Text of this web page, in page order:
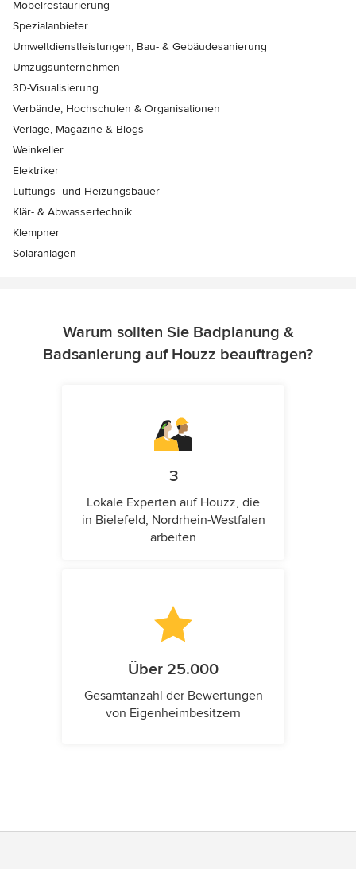
Möbelrestaurierung
Spezialanbieter
Umweltdienstleistungen, Bau- & Gebäudesanierung
Umzugsunternehmen
3D-Visualisierung
Verbände, Hochschulen & Organisationen
Verlage, Magazine & Blogs
Weinkeller
Elektriker
Lüftungs- und Heizungsbauer
Klär- & Abwassertechnik
Klempner
Solaranlagen
Warum sollten Sie Badplanung &
Badsanierung auf Houzz beauftragen?
3
Lokale Experten auf Houzz, die
in Bielefeld, Nordrhein-Westfalen
arbeiten
Über 25.000
Gesamtanzahl der Bewertungen
von Eigenheimbesitzern